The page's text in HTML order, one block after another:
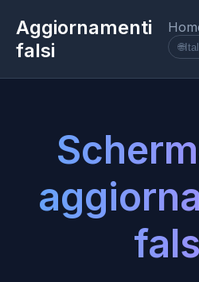
Aggiornamenti
falsi
🌐